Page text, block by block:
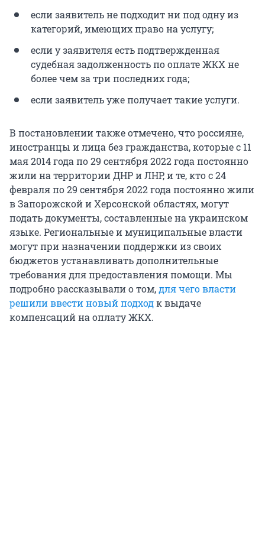
если заявитель не подходит ни под одну из
категорий, имеющих право на услугу;
если у заявителя есть подтвержденная
судебная задолженность по оплате ЖКХ не
более чем за три последних года;
если заявитель уже получает такие услуги.
В постановлении также отмечено, что россияне,
иностранцы и лица без гражданства, которые с 11
мая 2014 года по 29 сентября 2022 года постоянно
жили на территории ДНР и ЛНР, и те, кто с 24
февраля по 29 сентября 2022 года постоянно жили
в Запорожской и Херсонской областях, могут
подать документы, составленные на украинском
языке. Региональные и муниципальные власти
могут при назначении поддержки из своих
бюджетов устанавливать дополнительные
требования для предоставления помощи. Мы
подробно рассказывали о том,для чего власти
решили ввести новый подходк выдаче
компенсаций на оплату ЖКХ.